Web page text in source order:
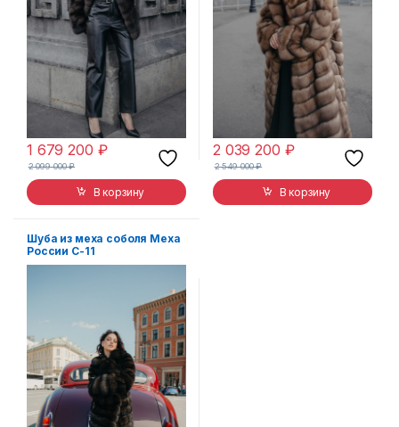
1 679 200 ₽
2 099 000₽
В корзину
2 039 200 ₽
2 549 000₽
В корзину
Шуба из меха соболя Меха
России С-11